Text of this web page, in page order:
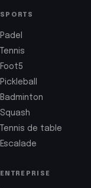
SPORTS
Padel
Tennis
Foot5
Pickleball
Badminton
Squash
Tennis de table
Escalade
ENTREPRISE